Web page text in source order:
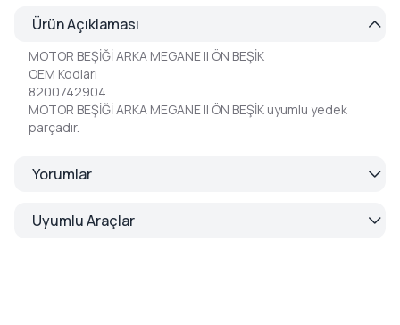
Ürün Açıklaması
MOTOR BEŞİĞİ ARKA MEGANE II ÖN BEŞİK
OEM Kodları
8200742904
MOTOR BEŞİĞİ ARKA MEGANE II ÖN BEŞİK uyumlu yedek
parçadır.
Yorumlar
Uyumlu Araçlar